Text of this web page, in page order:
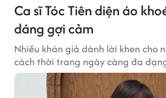
Ca sĩ Tóc Tiên diện áo
dáng gợi cảm
Nhiều khán giả dành lời khen cho
cách thời trang ngày càng đa